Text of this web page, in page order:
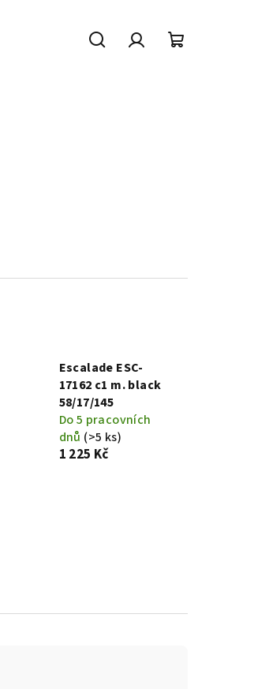
Escalade ESC-
17162 c1 m. black
58/17/145
Do 5 pracovních
dnů (>5 ks)
1 225 Kč